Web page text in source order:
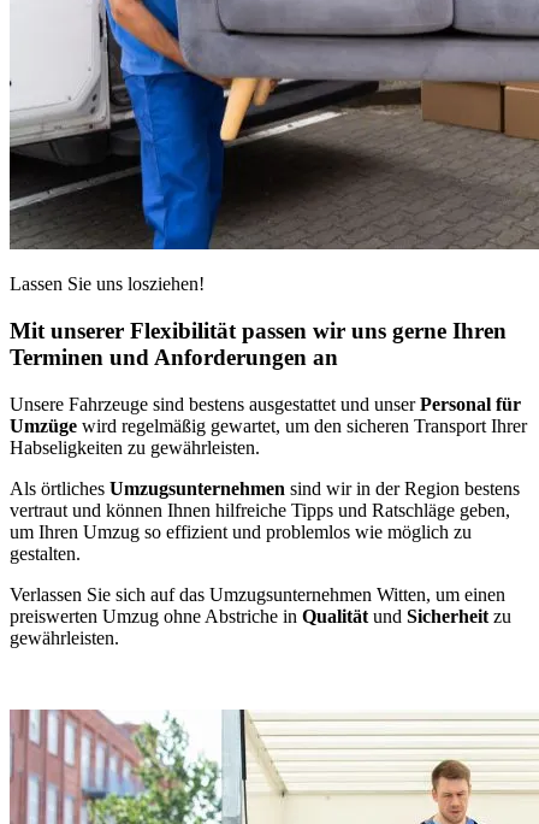
Lassen Sie uns losziehen!
Mit unserer Flexibilität passen wir uns gerne Ihren
Terminen und Anforderungen an
Unsere Fahrzeuge sind bestens ausgestattet und unserPersonal für
Umzüge wird regelmäßig gewartet, um den sicheren Transport Ihrer
Habseligkeiten zu gewährleisten.
Als örtliches Umzugsunternehmen sind wir in der Region bestens
vertraut und können Ihnen hilfreiche Tipps und Ratschläge geben,
um Ihren Umzug so effizient und problemlos wie möglich zu
gestalten.
Verlassen Sie sich auf das Umzugsunternehmen Witten, um einen
preiswerten Umzug ohne Abstriche in Qualität und Sicherheit zu
gewährleisten.